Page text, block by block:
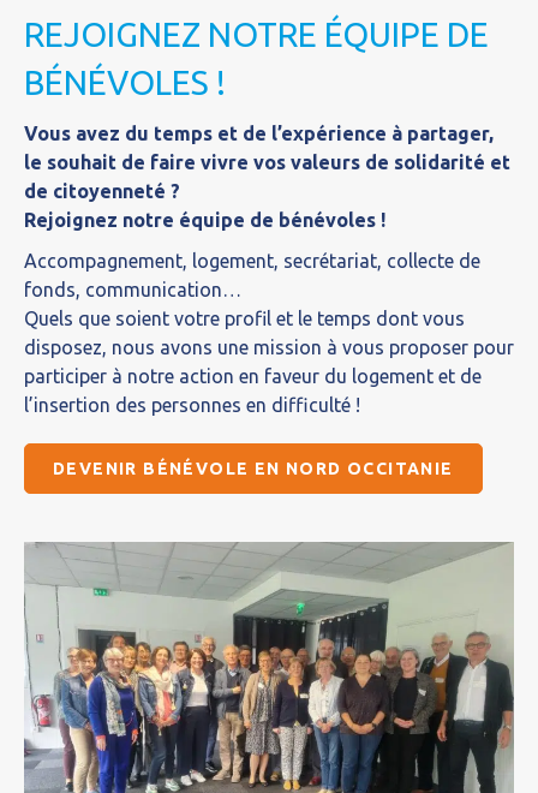
REJOIGNEZ NOTRE ÉQUIPE DE
BÉNÉVOLES !
Vous avez du temps et de l’expérience à partager,
le souhait de faire vivre vos valeurs de solidarité et
de citoyenneté ?
Rejoignez notre équipe de bénévoles !
Accompagnement, logement, secrétariat, collecte de
fonds, communication…
Quels que soient votre profil et le temps dont vous
disposez, nous avons une mission à vous proposer pour
participer à notre action en faveur du logement et de
l’insertion des personnes en difficulté !
DEVENIR BÉNÉVOLE EN NORD OCCITANIE